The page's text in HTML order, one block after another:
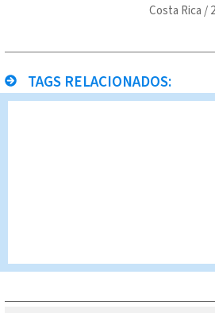
Costa Rica /
TAGS RELACIONADOS:
Queda prohibida la reproducción
autorizada constituye una